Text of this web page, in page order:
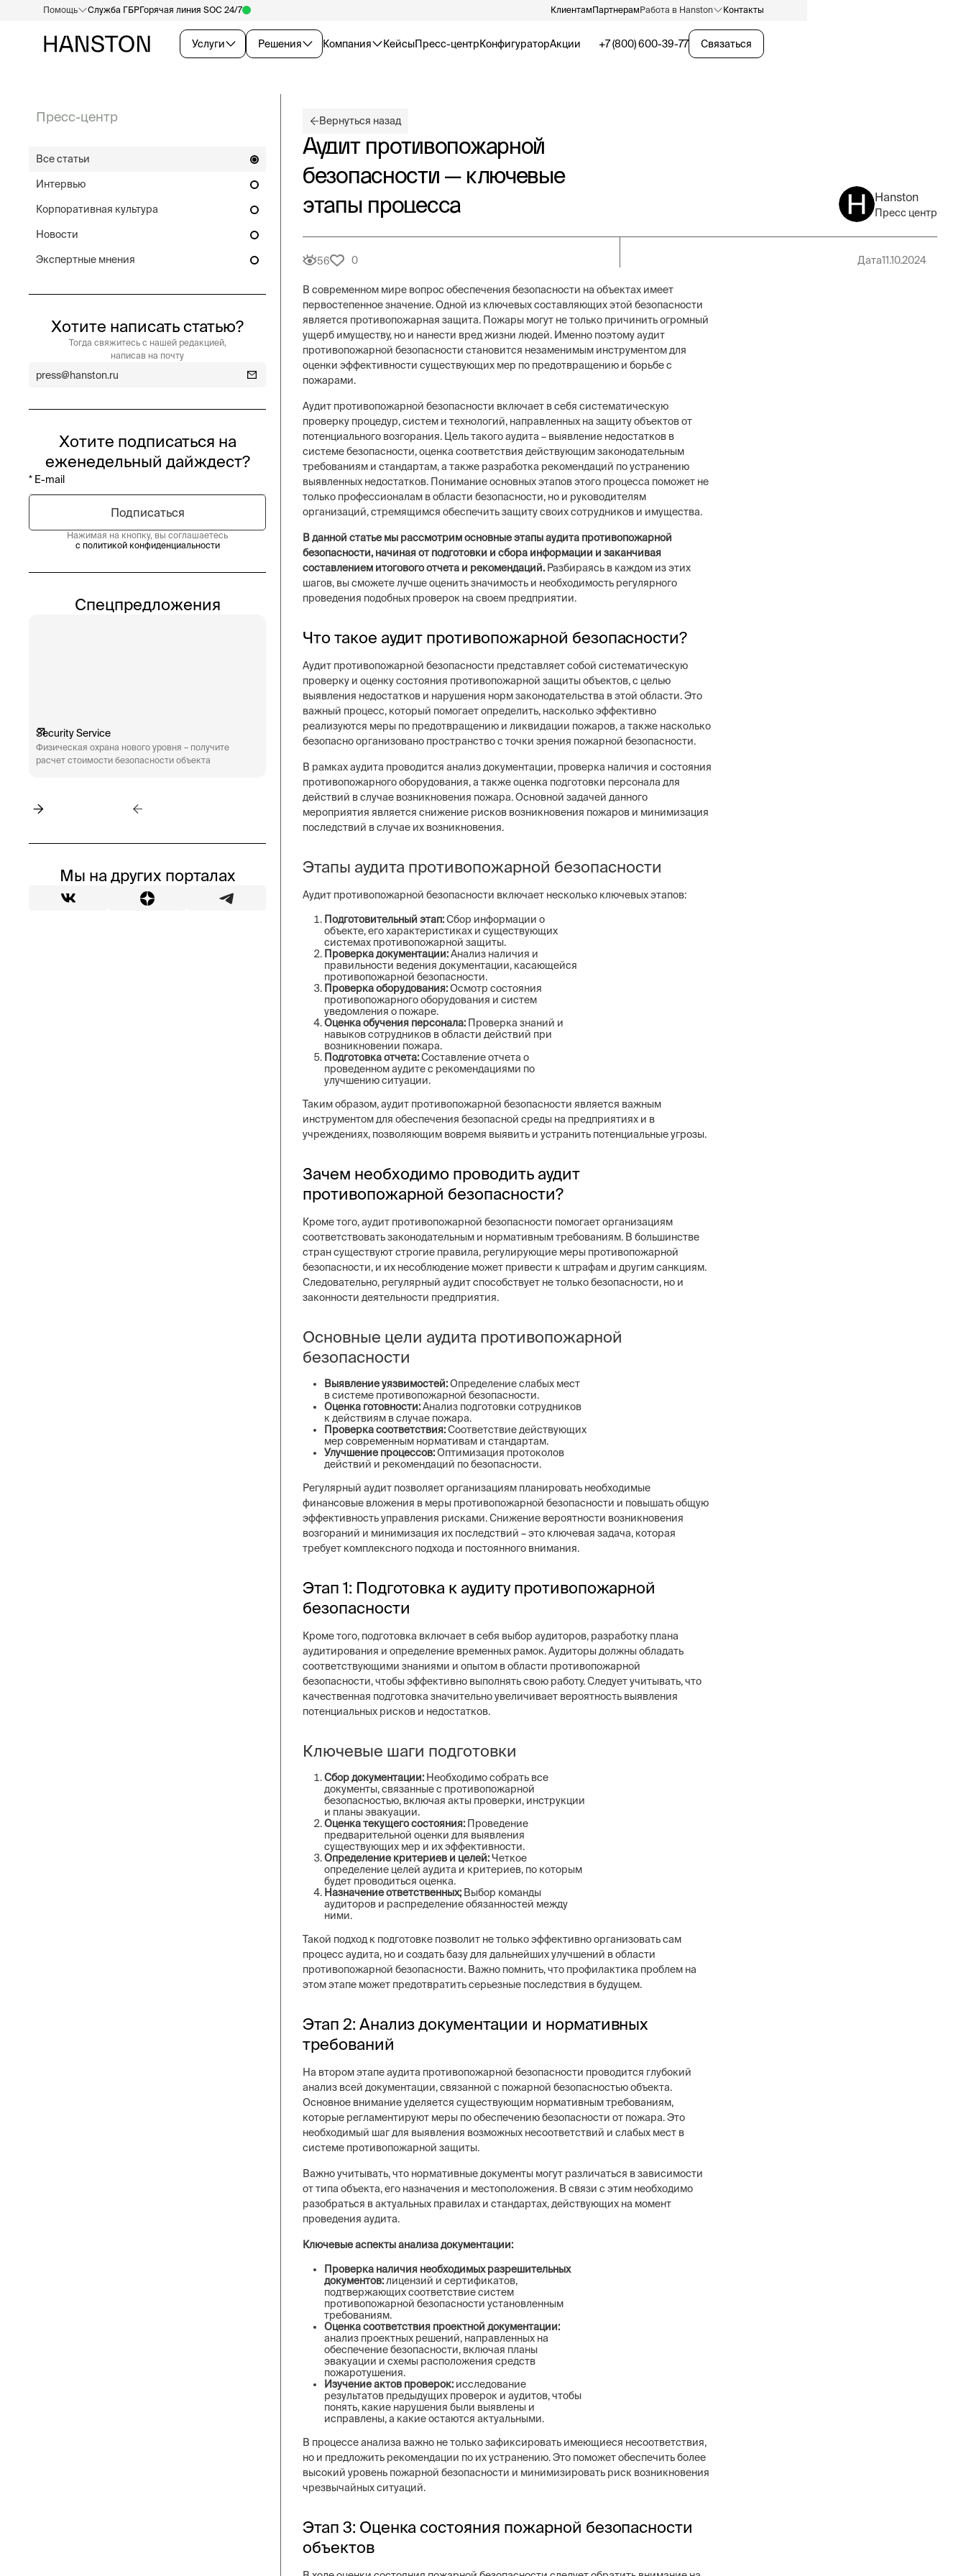
Услуги Решения Компания КейсыПресс-центрКонфигураторАкции
Помощь Служба ГБРГорячая линия SOC 24/7 КлиентамПартнерамРабота в Hanston Контакты
+7 (800) 600-39-77 Связаться
Пресс-центр
Все статьи
Интервью
Корпоративная культура
Новости
Экспертные мнения
Хотите написать статью?
Тогда свяжитесь с нашей редакцией,
написав на почту
press@hanston.ru
Хотите подписаться на
еженедельный дайждест?
Нажимая на кнопку, вы соглашаетесь
с политикой конфиденциальности
Спецпредложения
Security Service
Физическая охрана нового уровня – получите
расчет стоимости безопасности объекта
Engineering
Технические системы безопасности бизнеса –
пожарная сигнализация
Постовая охрана объектов
Физическая охрана объектов нового уровня, 12
конфигуратор расчета стоимости охранных
услуг
Мы на других порталах
Вернуться назад
Аудит противопожарной
безопасности — ключевые
этапы процесса
Hanston
Пресс центр
56 0 Дата11.10.2024
В современном мире вопрос обеспечения безопасности на объектах имеет
первостепенное значение. Одной из ключевых составляющих этой безопасности
является противопожарная защита. Пожары могут не только причинить огромный
ущерб имуществу, но и нанести вред жизни людей. Именно поэтому аудит
противопожарной безопасности становится незаменимым инструментом для
оценки эффективности существующих мер по предотвращению и борьбе с
пожарами.
Аудит противопожарной безопасности включает в себя систематическую
проверку процедур, систем и технологий, направленных на защиту объектов от
потенциального возгорания. Цель такого аудита – выявление недостатков в
системе безопасности, оценка соответствия действующим законодательным
требованиям и стандартам, а также разработка рекомендаций по устранению
выявленных недостатков. Понимание основных этапов этого процесса поможет не
только профессионалам в области безопасности, но и руководителям
организаций, стремящимся обеспечить защиту своих сотрудников и имущества.
В данной статье мы рассмотрим основные этапы аудита противопожарной
безопасности, начиная от подготовки и сбора информации и заканчивая
составлением итогового отчета и рекомендаций. Разбираясь в каждом из этих
шагов, вы сможете лучше оценить значимость и необходимость регулярного
проведения подобных проверок на своем предприятии.
Что такое аудит противопожарной безопасности?
Аудит противопожарной безопасности представляет собой систематическую
проверку и оценку состояния противопожарной защиты объектов, с целью
выявления недостатков и нарушения норм законодательства в этой области. Это
важный процесс, который помогает определить, насколько эффективно
реализуются меры по предотвращению и ликвидации пожаров, а также насколько
безопасно организовано пространство с точки зрения пожарной безопасности.
В рамках аудита проводится анализ документации, проверка наличия и состояния
противопожарного оборудования, а также оценка подготовки персонала для
действий в случае возникновения пожара. Основной задачей данного
мероприятия является снижение рисков возникновения пожаров и минимизация
последствий в случае их возникновения.
Этапы аудита противопожарной безопасности
Аудит противопожарной безопасности включает несколько ключевых этапов:
Подготовительный этап:Сбор информации о
объекте, его характеристиках и существующих
системах противопожарной защиты.
Проверка документации:Анализ наличия и
правильности ведения документации, касающейся
противопожарной безопасности.
Проверка оборудования:Осмотр состояния
противопожарного оборудования и систем
уведомления о пожаре.
Оценка обучения персонала: Проверка знаний и
навыков сотрудников в области действий при
возникновении пожара.
Подготовка отчета:Составление отчета о
проведенном аудите с рекомендациями по
улучшению ситуации.
Таким образом, аудит противопожарной безопасности является важным
инструментом для обеспечения безопасной среды на предприятиях и в
учреждениях, позволяющим вовремя выявить и устранить потенциальные угрозы.
Зачем необходимо проводить аудит
противопожарной безопасности?
Кроме того, аудит противопожарной безопасности помогает организациям
соответствовать законодательным и нормативным требованиям. В большинстве
стран существуют строгие правила, регулирующие меры противопожарной
безопасности, и их несоблюдение может привести к штрафам и другим санкциям.
Следовательно, регулярный аудит способствует не только безопасности, но и
законности деятельности предприятия.
Основные цели аудита противопожарной
безопасности
Выявление уязвимостей:Определение слабых мест
в системе противопожарной безопасности.
Оценка готовности:Анализ подготовки сотрудников
к действиям в случае пожара.
Проверка соответствия:Соответствие действующих
мер современным нормативам и стандартам.
Улучшение процессов:Оптимизация протоколов
действий и рекомендаций по безопасности.
Регулярный аудит позволяет организациям планировать необходимые
финансовые вложения в меры противопожарной безопасности и повышать общую
эффективность управления рисками. Снижение вероятности возникновения
возгораний и минимизация их последствий – это ключевая задача, которая
требует комплексного подхода и постоянного внимания.
Этап 1: Подготовка к аудиту противопожарной
безопасности
Кроме того, подготовка включает в себя выбор аудиторов, разработку плана
аудитирования и определение временных рамок. Аудиторы должны обладать
соответствующими знаниями и опытом в области противопожарной
безопасности, чтобы эффективно выполнять свою работу. Следует учитывать, что
качественная подготовка значительно увеличивает вероятность выявления
потенциальных рисков и недостатков.
Ключевые шаги подготовки
Сбор документации: Необходимо собрать все
документы, связанные с противопожарной
безопасностью, включая акты проверки, инструкции
и планы эвакуации.
Оценка текущего состояния: Проведение
предварительной оценки для выявления
существующих мер и их эффективности.
Определение критериев и целей:Четкое
определение целей аудита и критериев, по которым
будет проводиться оценка.
Назначение ответственных; Выбор команды
аудиторов и распределение обязанностей между
ними.
Такой подход к подготовке позволит не только эффективно организовать сам
процесс аудита, но и создать базу для дальнейших улучшений в области
противопожарной безопасности. Важно помнить, что профилактика проблем на
этом этапе может предотвратить серьезные последствия в будущем.
Этап 2: Анализ документации и нормативных
требований
На втором этапе аудита противопожарной безопасности проводится глубокий
анализ всей документации, связанной с пожарной безопасностью объекта.
Основное внимание уделяется существующим нормативным требованиям,
которые регламентируют меры по обеспечению безопасности от пожара. Это
необходимый шаг для выявления возможных несоответствий и слабых мест в
системе противопожарной защиты.
Важно учитывать, что нормативные документы могут различаться в зависимости
от типа объекта, его назначения и местоположения. В связи с этим необходимо
разобраться в актуальных правилах и стандартах, действующих на момент
проведения аудита.
Ключевые аспекты анализа документации:
Проверка наличия необходимых разрешительных
документов:лицензий и сертификатов,
подтвержающих соответствие систем
противопожарной безопасности установленным
требованиям.
Оценка соответствия проектной документации:
анализ проектных решений, направленных на
обеспечение безопасности, включая планы
эвакуации и схемы расположения средств
пожаротушения.
Изучение актов проверок: исследование
результатов предыдущих проверок и аудитов, чтобы
понять, какие нарушения были выявлены и
исправлены, а какие остаются актуальными.
В процессе анализа важно не только зафиксировать имеющиеся несоответствия,
но и предложить рекомендации по их устранению. Это поможет обеспечить более
высокий уровень пожарной безопасности и минимизировать риск возникновения
чрезвычайных ситуаций.
Этап 3: Оценка состояния пожарной безопасности
объектов